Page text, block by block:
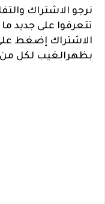
نرجو الاشتراك
تتعرفوا على جديد
الاشتراك إضغط على
بظهرالغيب لكل